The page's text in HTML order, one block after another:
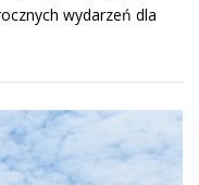
wydarzeń dla